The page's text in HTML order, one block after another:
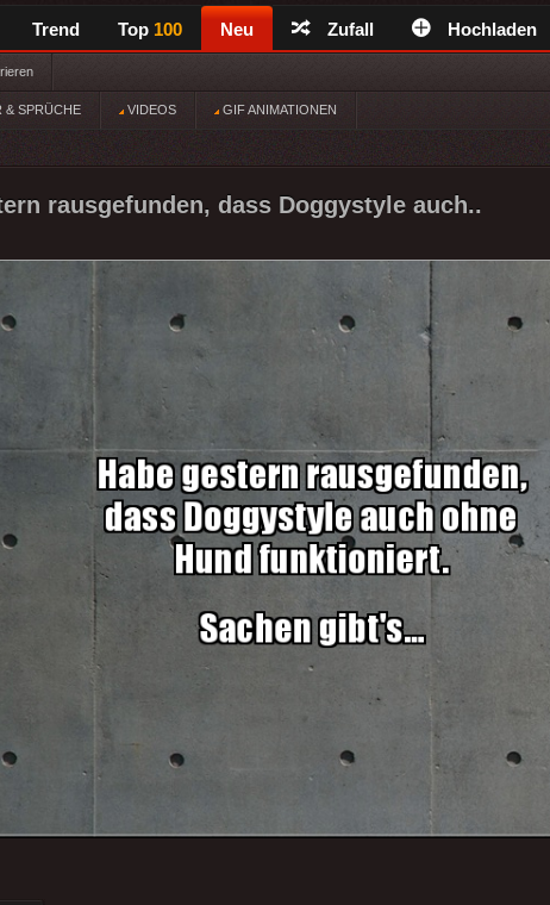
Trend Top 100 Neu Zufall Hochladen
& SPRÜCHE VIDEOS GIF ANIMATIONEN
rausgefunden, dass Doggystyle auch..